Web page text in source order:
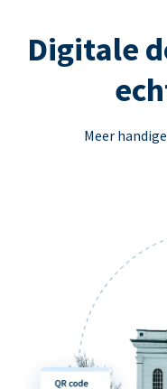
Digitale
Meer